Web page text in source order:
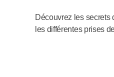
Découvrez les secrets
les différentes prises